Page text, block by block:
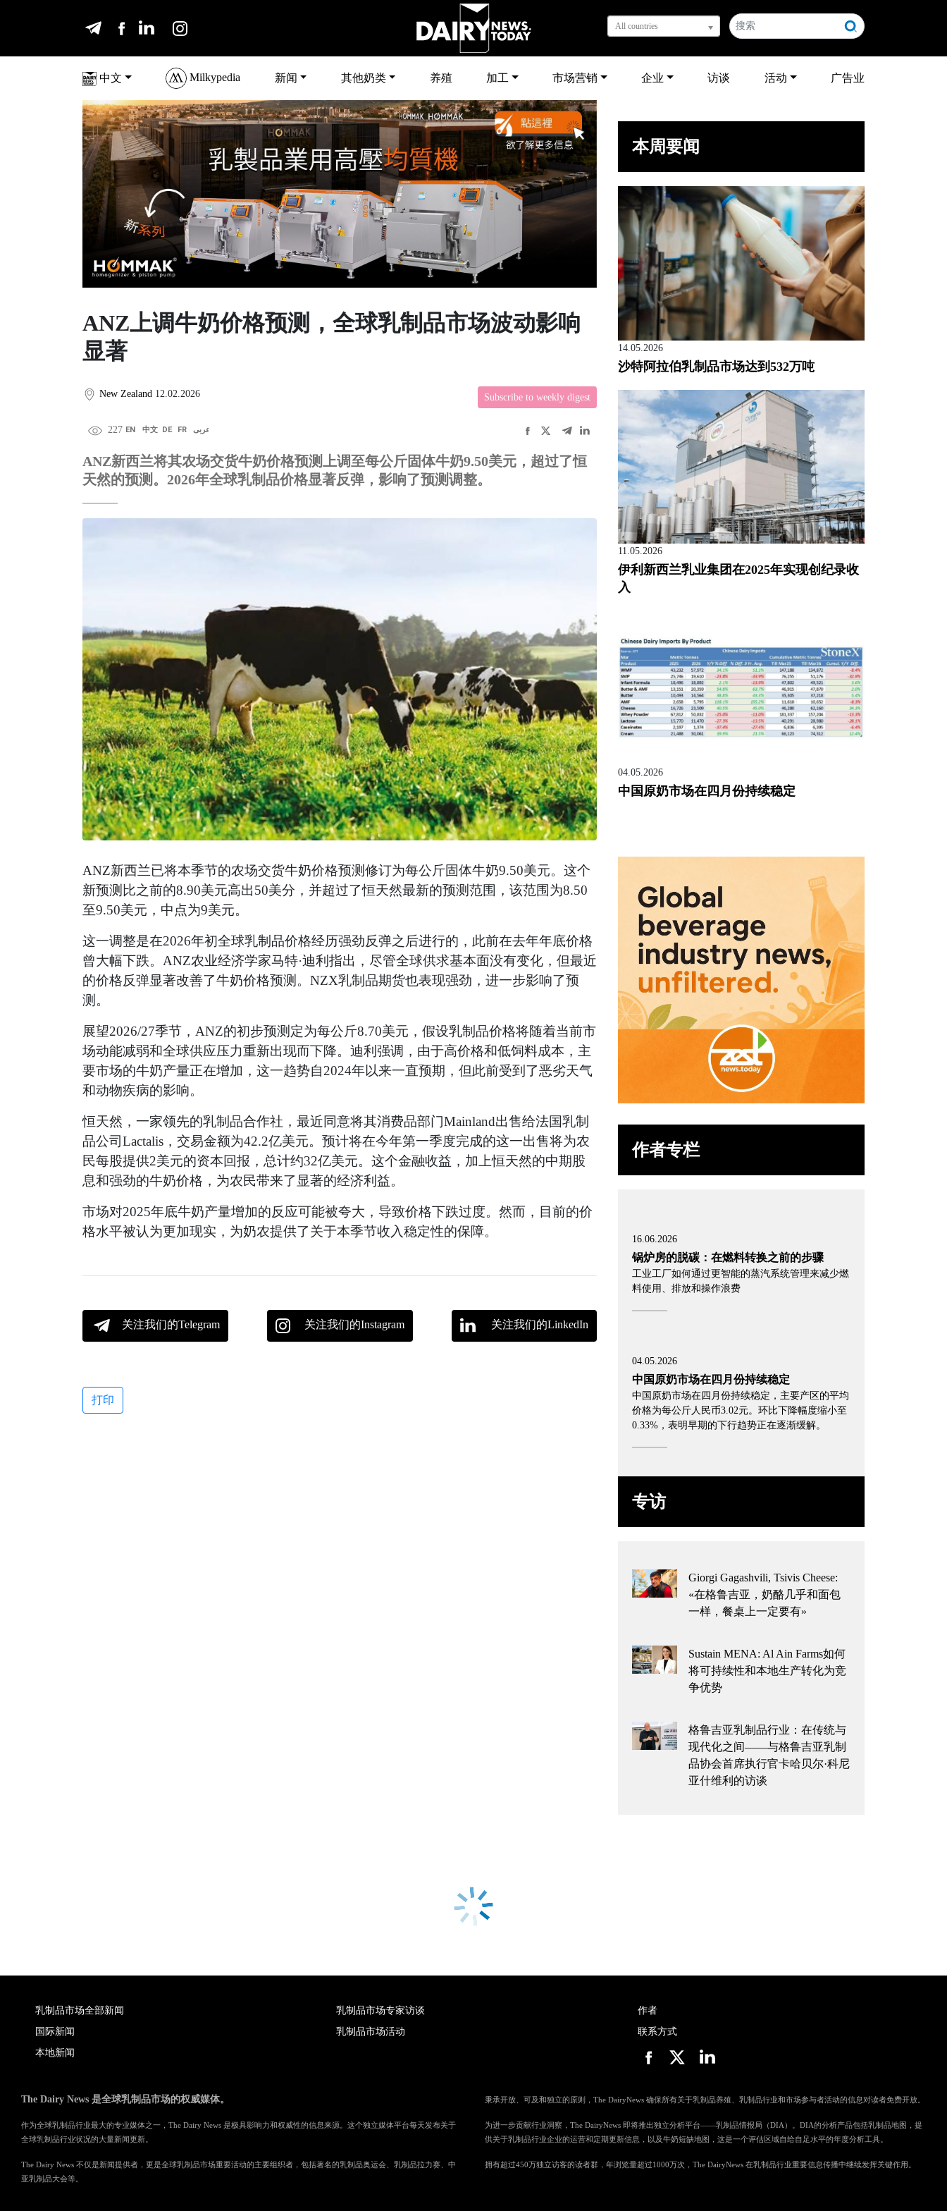
All countries
中文 Milkypedia 新闻 其他奶类 养殖 加工 市场营销 企业 访谈 活动 广告业
ANZ上调牛奶价格预测，全球乳制品市场波动影响
显著
New Zealand 12.02.2026 Subscribe to weekly digest
227 EN 中文 DE FR عربى
ANZ新西兰将其农场交货牛奶价格预测上调至每公斤固体牛奶9.50美元，超过了恒
天然的预测。2026年全球乳制品价格显著反弹，影响了预测调整。
ANZ新西兰已将本季节的农场交货牛奶价格预测修订为每公斤固体牛奶9.50美元。这个
新预测比之前的8.90美元高出50美分，并超过了恒天然最新的预测范围，该范围为8.50
至9.50美元，中点为9美元。
这一调整是在2026年初全球乳制品价格经历强劲反弹之后进行的，此前在去年年底价格
曾大幅下跌。ANZ农业经济学家马特·迪利指出，尽管全球供求基本面没有变化，但最近
的价格反弹显著改善了牛奶价格预测。NZX乳制品期货也表现强劲，进一步影响了预
测。
展望2026/27季节，ANZ的初步预测定为每公斤8.70美元，假设乳制品价格将随着当前市
场动能减弱和全球供应压力重新出现而下降。迪利强调，由于高价格和低饲料成本，主
要市场的牛奶产量正在增加，这一趋势自2024年以来一直预期，但此前受到了恶劣天气
和动物疾病的影响。
恒天然，一家领先的乳制品合作社，最近同意将其消费品部门Mainland出售给法国乳制
品公司Lactalis，交易金额为42.2亿美元。预计将在今年第一季度完成的这一出售将为农
民每股提供2美元的资本回报，总计约32亿美元。这个金融收益，加上恒天然的中期股
息和强劲的牛奶价格，为农民带来了显著的经济利益。
市场对2025年底牛奶产量增加的反应可能被夸大，导致价格下跌过度。然而，目前的价
格水平被认为更加现实，为奶农提供了关于本季节收入稳定性的保障。
关注我们的Telegram 关注我们的Instagram 关注我们的LinkedIn
打印
本周要闻
14.05.2026
沙特阿拉伯乳制品市场达到532万吨
11.05.2026
伊利新西兰乳业集团在2025年实现创纪录收
入
04.05.2026
中国原奶市场在四月份持续稳定
作者专栏
16.06.2026
锅炉房的脱碳：在燃料转换之前的步骤
工业工厂如何通过更智能的蒸汽系统管理来减少燃
料使用、排放和操作浪费
04.05.2026
中国原奶市场在四月份持续稳定
中国原奶市场在四月份持续稳定，主要产区的平均
价格为每公斤人民币3.02元。环比下降幅度缩小至
0.33%，表明早期的下行趋势正在逐渐缓解。
专访
Giorgi Gagashvili, Tsivis Cheese:
«在格鲁吉亚，奶酪几乎和面包
一样，餐桌上一定要有»
Sustain MENA: Al Ain Farms如何
将可持续性和本地生产转化为竞
争优势
格鲁吉亚乳制品行业：在传统与
现代化之间——与格鲁吉亚乳制
品协会首席执行官卡哈贝尔·科尼
亚什维利的访谈
乳制品市场全部新闻
国际新闻
本地新闻
乳制品市场专家访谈
乳制品市场活动
作者
联系方式
The Dairy News 是全球乳制品市场的权威媒体。
作为全球乳制品行业最大的专业媒体之一，The Dairy News 是极具影响力和权威性的信息来源。这个独立媒体平台每天发布关于
全球乳制品行业状况的大量新闻更新。
The Dairy News 不仅是新闻提供者，更是全球乳制品市场重要活动的主要组织者，包括著名的乳制品奥运会、乳制品拉力赛、中
亚乳制品大会等。
秉承开放、可及和独立的原则，The DairyNews 确保所有关于乳制品养殖、乳制品行业和市场参与者活动的信息对读者免费开放。
为进一步贡献行业洞察，The DairyNews 即将推出独立分析平台——乳制品情报局（DIA）。DIA的分析产品包括乳制品地图，提
供关于乳制品行业企业的运营和定期更新信息，以及牛奶短缺地图，这是一个评估区域自给自足水平的年度分析工具。
拥有超过450万独立访客的读者群，年浏览量超过1000万次，The DairyNews 在乳制品行业重要信息传播中继续发挥关键作用。